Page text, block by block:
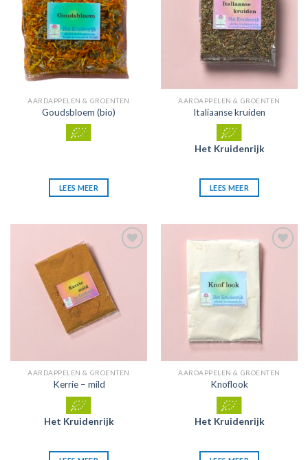
favorieten
AARDAPPELEN & GROENTEN
Goudsbloem (bio)
LEES MEER
favorieten
AARDAPPELEN & GROENTEN
Italiaanse kruiden
Het Kruidenrijk
LEES MEER
favorieten
AARDAPPELEN & GROENTEN
Kerrie – mild
Het Kruidenrijk
AARDAPPELEN & GROENTEN
Knoflook
Het Kruidenrijk